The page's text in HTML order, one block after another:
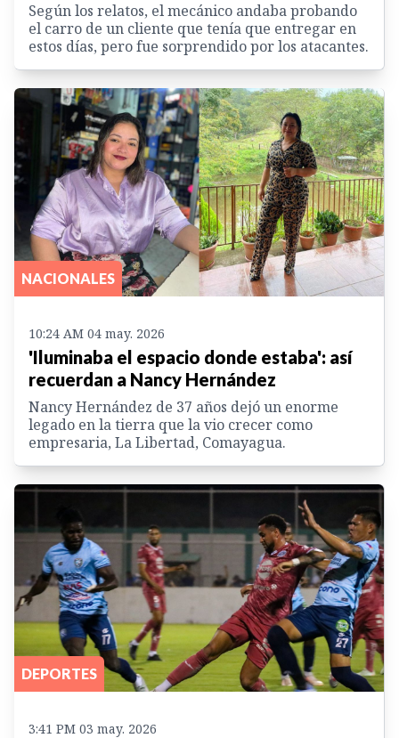
Según los relatos, el mecánico andaba probando
el carro de un cliente que tenía que entregar en
estos días, pero fue sorprendido por los atacantes.
NACIONALES
10:24 AM 04 may. 2026
'Iluminaba el espacio donde estaba': así
recuerdan a Nancy Hernández
Nancy Hernández de 37 años dejó un enorme
legado en la tierra que la vio crecer como
empresaria, La Libertad, Comayagua.
DEPORTES
3:41 PM 03 may. 2026